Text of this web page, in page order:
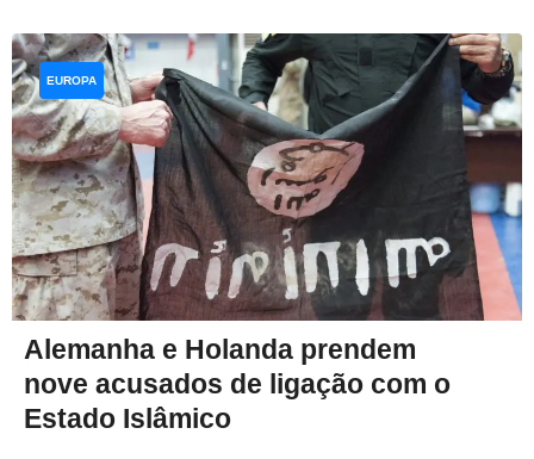
Alemanha e Holanda prendem
nove acusados de ligação com o
Estado Islâmico
EUROPA